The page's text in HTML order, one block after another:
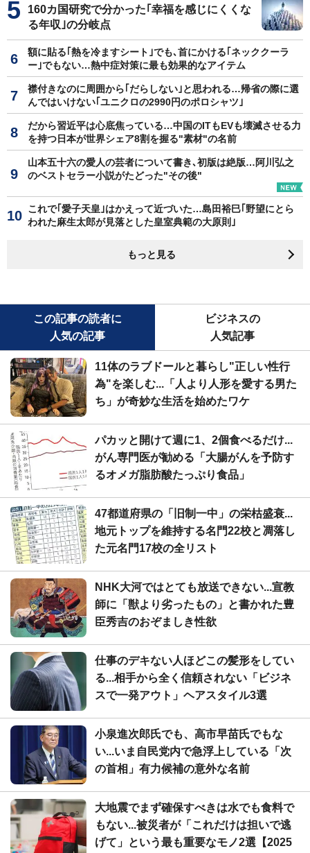
160カ国研究で分かった｢幸福を感じにくくな
る年収｣の分岐点
額に貼る｢熱を冷ますシート｣でも､首にかける｢ネッククーラ
ー｣でもない…熱中症対策に最も効果的なアイテム
襟付きなのに周囲から｢だらしない｣と思われる…帰省の際に選
んではいけない｢ユニクロの2990円のポロシャツ｣
だから習近平は心底焦っている…中国のITもEVも壊滅させる力
を持つ日本が世界シェア8割を握る"素材"の名前
山本五十六の愛人の芸者について書き､初版は絶版…阿川弘之
のベストセラー小説がたどった"その後"
これで｢愛子天皇｣はかえって近づいた…島田裕巳｢野望にとら
われた麻生太郎が見落とした皇室典範の大原則｣
もっと見る
この記事の読者に
人気の記事
ビジネスの
人気記事
11体のラブドールと暮らし"正しい性行
為"を楽しむ...「人より人形を愛する男た
ち」が奇妙な生活を始めたワケ
パカッと開けて週に1、2個食べるだけ...
がん専門医が勧める「大腸がんを予防す
るオメガ脂肪酸たっぷり食品」
47都道府県の「旧制一中」の栄枯盛衰...
地元トップを維持する名門22校と凋落し
た元名門17校の全リスト
NHK大河ではとても放送できない...宣教
師に「獣より劣ったもの」と書かれた豊
臣秀吉のおぞましき性欲
仕事のデキない人ほどこの髪形をしてい
る...相手から全く信頼されない「ビジネ
スで一発アウト」ヘアスタイル3選
小泉進次郎氏でも、高市早苗氏でもな
い...いま自民党内で急浮上している「次
の首相」有力候補の意外な名前
大地震でまず確保すべきは水でも食料で
もない...被災者が「これだけは担いで逃
げて」という最も重要なモノ2選【2025